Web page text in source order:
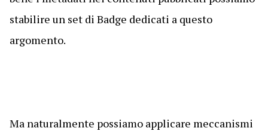
stabilire un set di Badge dedicati a questo
argomento.
Ma naturalmente possiamo applicare meccanismi